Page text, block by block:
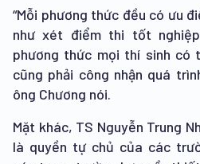
“Mỗi phương thức đều có ưu
như xét điểm thi tốt
phương thức mọi thí sinh có
cũng phải công nhận quá
ông Chương nói.
Mặt khác, TS Nguyễn Trung
là quyền tự chủ của các